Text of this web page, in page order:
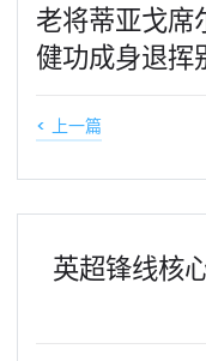
老将蒂亚戈席
健功成身退挥
< 上一篇
英超锋线核